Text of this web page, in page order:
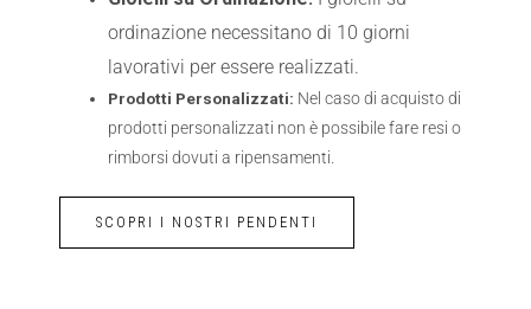
ordinazione necessitano di 10 giorni
lavorativi per essere realizzati.
Prodotti Personalizzati: Nel caso di acquisto di
prodotti personalizzati non è possibile fare resi o
rimborsi dovuti a ripensamenti.
SCOPRI I NOSTRI PENDENTI